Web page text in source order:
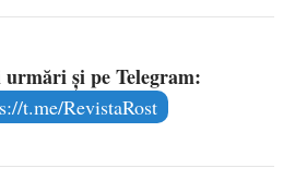
și pe Telegram:
t.me/RevistaRost